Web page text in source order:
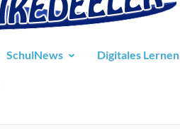
SchulNews Digitales Lernen